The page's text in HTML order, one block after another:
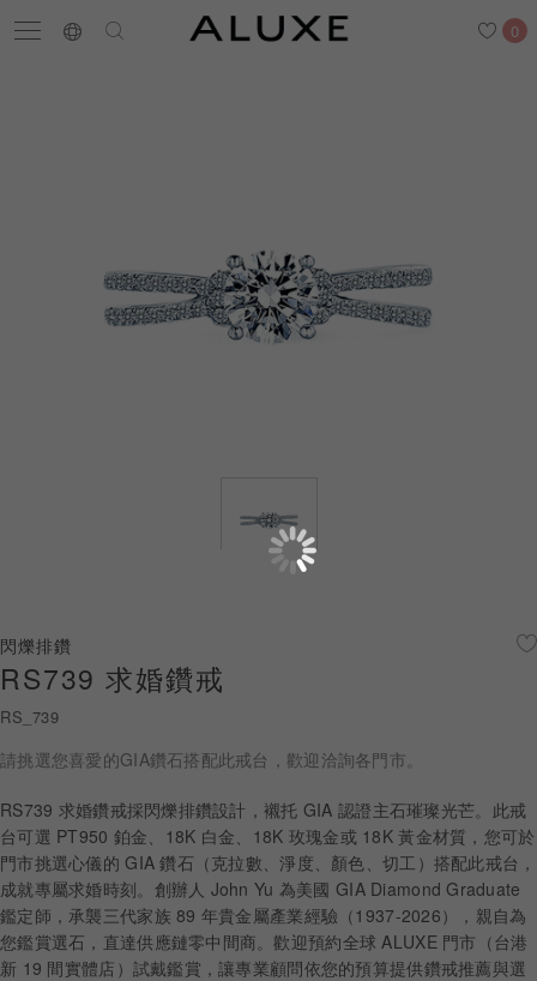
0
最新消息 門市一覽 預約來店
黃金金飾
關於ALUXE
最新消息
婚禮護照
線上購物
閃爍排鑽
RS739 求婚鑽戒
RS_739
請挑選您喜愛的GIA鑽石搭配此戒台，歡迎洽詢各門市。
RS739 求婚鑽戒採閃爍排鑽設計，襯托 GIA 認證主石璀璨光芒。此戒
台可選 PT950 鉑金、18K 白金、18K 玫瑰金或 18K 黃金材質，您可於
門市挑選心儀的 GIA 鑽石（克拉數、淨度、顏色、切工）搭配此戒台，
成就專屬求婚時刻。創辦人 John Yu 為美國 GIA Diamond Graduate
鑑定師，承襲三代家族 89 年貴金屬產業經驗（1937-2026），親自為
您鑑賞選石，直達供應鏈零中間商。歡迎預約全球 ALUXE 門市（台港
新 19 間實體店）試戴鑑賞，讓專業顧問依您的預算提供鑽戒推薦與選